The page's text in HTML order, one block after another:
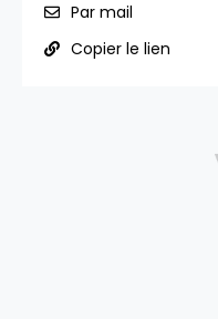
Par mail
Copier le lien